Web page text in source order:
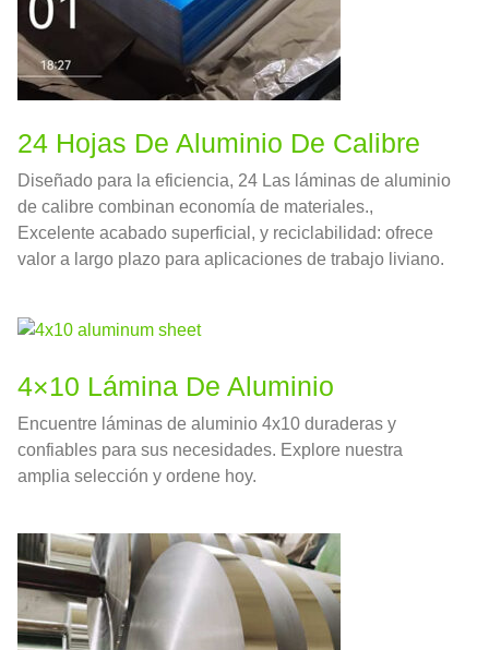
24 Hojas De Aluminio De Calibre
Diseñado para la eficiencia, 24 Las láminas de aluminio
de calibre combinan economía de materiales.,
Excelente acabado superficial, y reciclabilidad: ofrece
valor a largo plazo para aplicaciones de trabajo liviano.
4×10 Lámina De Aluminio
Encuentre láminas de aluminio 4x10 duraderas y
confiables para sus necesidades. Explore nuestra
amplia selección y ordene hoy.